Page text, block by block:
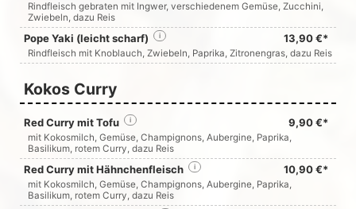
Rindfleisch gebraten mit Ingwer, verschiedenem Gemüse, Zucchini,
Zwiebeln, dazu Reis
Pope Yaki (leicht scharf) 13,90 €*
i
Rindfleisch mit Knoblauch, Zwiebeln, Paprika, Zitronengras, dazu Reis
Kokos Curry
Red Curry mit Tofu 9,90 €*
i
mit Kokosmilch, Gemüse, Champignons, Aubergine, Paprika,
Basilikum, rotem Curry, dazu Reis
Red Curry mit Hähnchenfleisch 10,90 €*
i
mit Kokosmilch, Gemüse, Champignons, Aubergine, Paprika,
Basilikum, rotem Curry, dazu Reis